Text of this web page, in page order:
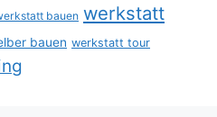
bauen werkstatt
bauen werkstatt tour